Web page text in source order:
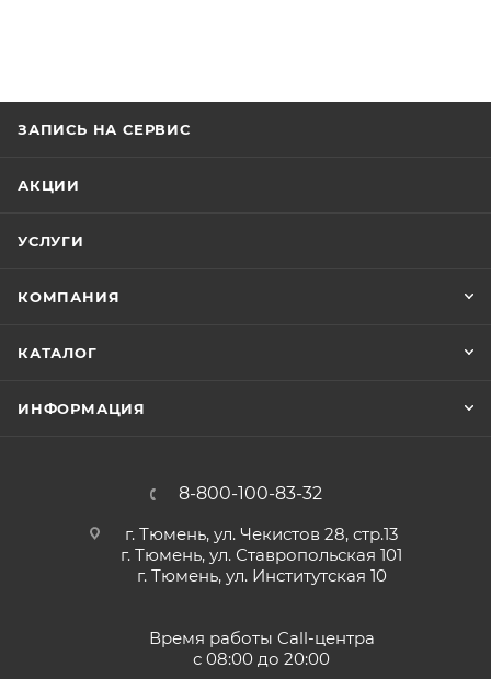
ЗАПИСЬ НА СЕРВИС
АКЦИИ
УСЛУГИ
КОМПАНИЯ
КАТАЛОГ
ИНФОРМАЦИЯ
8-800-100-83-32
г. Тюмень, ул. Чекистов 28, стр.13
г. Тюмень, ул. Ставропольская 101
г. Тюмень, ул. Институтская 10
Время работы Call-центра
с 08:00 до 20:00